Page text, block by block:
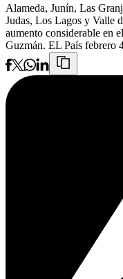
Alameda, Junín, Las
Judas, Los Lagos y Valle
aumento considerable en
Guzmán. EL País febrero